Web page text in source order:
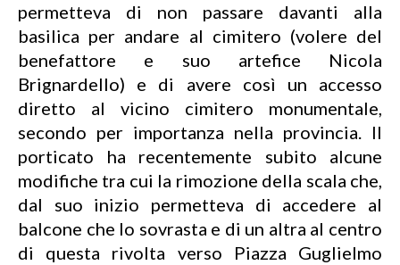
permetteva di non passare davanti alla
basilica per andare al cimitero (volere del
benefattore e suo artefice Nicola
Brignardello) e di avere così un accesso
diretto al vicino cimitero monumentale,
secondo per importanza nella provincia. Il
porticato ha recentemente subito alcune
modifiche tra cui la rimozione della scala che,
dal suo inizio permetteva di accedere al
balcone che lo sovrasta e di un altra al centro
di questa rivolta verso Piazza Guglielmo